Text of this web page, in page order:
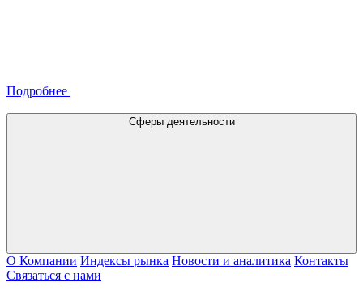
Подробнее
Сферы деятельности
О Компании Индексы рынка Новости и аналитика Контакты
Связаться с нами